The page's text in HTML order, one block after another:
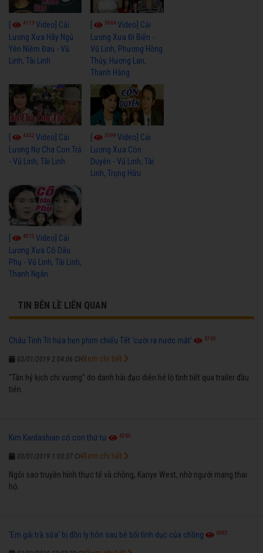
4113 Video] Cải
Lương Xưa Hãy Ngủ
Yên Niềm Đau - Vũ
Linh, Tài Linh
3964Video] Cải
Lương Xưa Đi Biển -
Vũ Linh, Phương Hồng
Thủy, Hương Lan,
Thanh Hằng
4432 Video] Cải
Lương Nợ Cha Con Trả
- Vũ Linh, Tài Linh
3599Video] Cải
Lương Xưa Còn
Duyên - Vũ Linh, Tài
Linh, Trọng Hữu
[ 4015 Video] Cải
Lương Xưa Cô Dâu
Phụ - Vũ Linh, Tài Linh,
Thanh Ngân
TIN BÊN LỀ LIÊN QUAN
Châu Tinh Trì hứa hẹn phim chiếu Tết 'cười ra nước mắt' 6765
03/01/2019 2:04:06 CH
"Tân hỷ kịch chi vương" do danh hài đạo diễn hé lộ tình tiết qua trailer đầu
tiên.
Xem chi tiết
Kim Kardashian có con thứ tư 6265
03/01/2019 1:03:37 CH
Ngôi sao truyền hình thực tế và chồng, Kanye West, nhờ người mang thai
hộ.
Xem chi tiết
'Em gái trà sữa' bị đồn ly hôn sau bê bối tình dục của chồng 6585